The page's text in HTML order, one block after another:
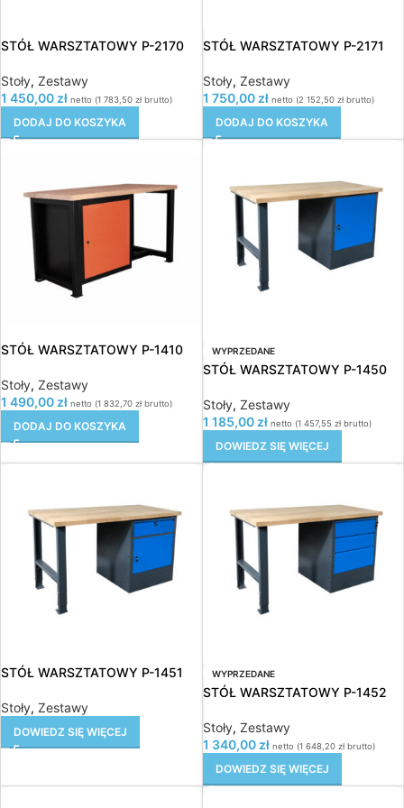
STÓŁ WARSZTATOWY P-2170
Stoły, Zestawy
1 450,00 zł netto (1 783,50 zł brutto)
DODAJ DO KOSZYKA
STÓŁ WARSZTATOWY P-2171
Stoły, Zestawy
1 750,00 zł netto (2 152,50 złbrutto)
DODAJ DO KOSZYKA
STÓŁ WARSZTATOWY P-1410
Stoły, Zestawy
1 490,00 zł netto (1 832,70 zł brutto)
DODAJ DO KOSZYKA
WYPRZEDANE
STÓŁ WARSZTATOWY P-1450
Stoły, Zestawy
1 185,00 zł netto (1 457,55 złbrutto)
DOWIEDZ SIĘ WIĘCEJ
STÓŁ WARSZTATOWY P-1451
Stoły, Zestawy
DOWIEDZ SIĘ WIĘCEJ
WYPRZEDANE
STÓŁ WARSZTATOWY P-1452
Stoły, Zestawy
1 340,00 zł netto (1 648,20 złbrutto)
DOWIEDZ SIĘ WIĘCEJ